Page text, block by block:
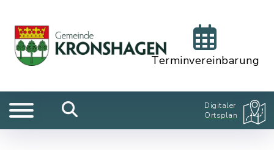
Terminvereinbarung
Digitaler
Ortsplan